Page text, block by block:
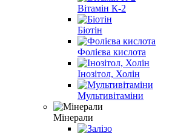
Вітамін К-2
Біотін
Фолієва кислота
Інозітол, Холін
Мультивітаміни
Мінерали